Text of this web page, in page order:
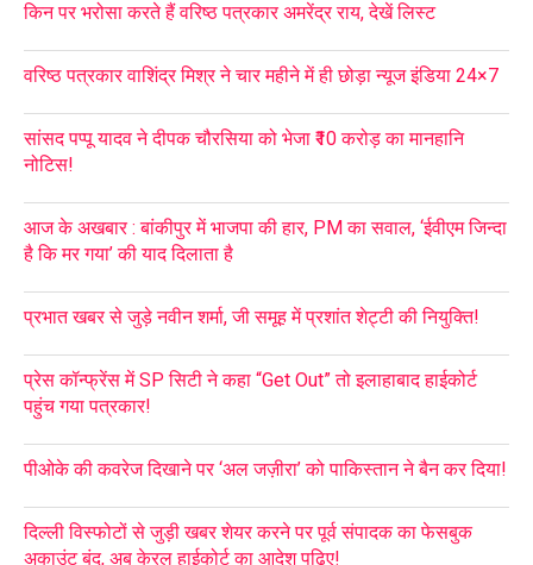
किन पर भरोसा करते हैं वरिष्ठ पत्रकार अमरेंद्र राय, देखें लिस्ट
वरिष्ठ पत्रकार वाशिंद्र मिश्र ने चार महीने में ही छोड़ा न्यूज इंडिया 24×7
सांसद पप्पू यादव ने दीपक चौरसिया को भेजा ₹10 करोड़ का मानहानि
नोटिस!
आज के अखबार : बांकीपुर में भाजपा की हार, PM का सवाल, ‘ईवीएम जिन्दा
है कि मर गया’ की याद दिलाता है
प्रभात खबर से जुड़े नवीन शर्मा, जी समूह में प्रशांत शेट्टी की नियुक्ति!
प्रेस कॉन्फ्रेंस में SP सिटी ने कहा “Get Out” तो इलाहाबाद हाईकोर्ट
पहुंच गया पत्रकार!
पीओके की कवरेज दिखाने पर ‘अल जज़ीरा’ को पाकिस्तान ने बैन कर दिया!
दिल्ली विस्फोटों से जुड़ी खबर शेयर करने पर पूर्व संपादक का फेसबुक
अकाउंट बंद, अब केरल हाईकोर्ट का आदेश पढ़िए!